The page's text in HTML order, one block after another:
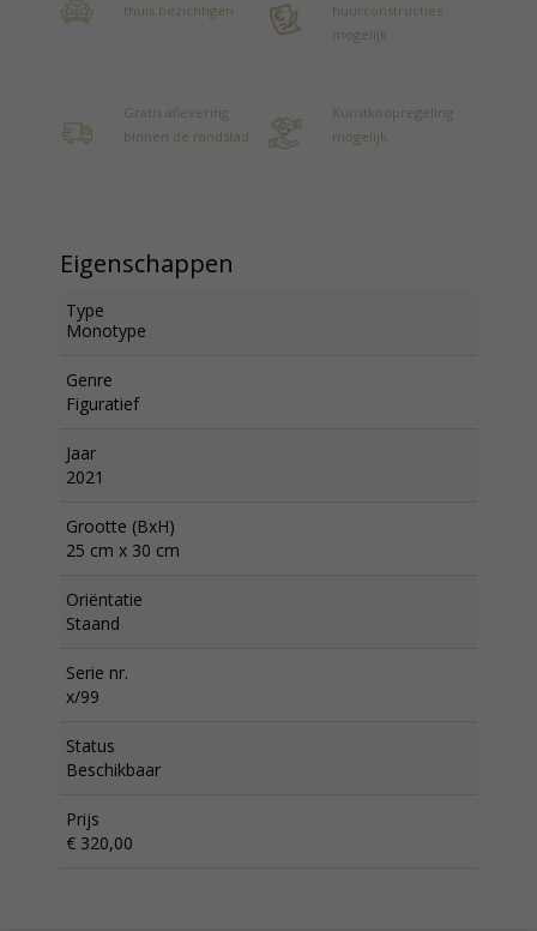
thuis bezichtigen
huurconstructies
mogelijk
Gratis aflevering
binnen de randstad
Kunstkoopregeling
mogelijk
Eigenschappen
Type
Monotype
Genre
Figuratief
Jaar
2021
Grootte (BxH)
25 cm x 30 cm
Oriëntatie
Staand
Serie nr.
x/99
Status
Beschikbaar
Prijs
€ 320,00